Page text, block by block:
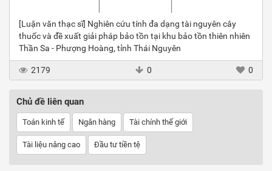
[Luận văn thạc sĩ] Nghiên cứu tính đa dạng tài nguyên cây
thuốc và đề xuất giải pháp bảo tồn tại khu bảo tồn thiên nhiên
Thần Sa - Phượng Hoàng, tỉnh Thái Nguyên
2179 0 0
Chủ đề liên quan
Toán kinh tế Ngân hàng Tài chính thế giới
Tài liệu nâng cao Đầu tư tiền tệ